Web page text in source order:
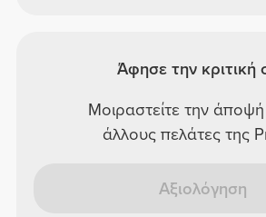
Άφησε την κριτική
Μοιραστείτε την
άλλους πελάτες της
Αξιολόγηση